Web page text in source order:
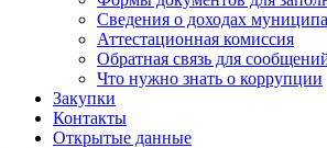
Сведения о доходах
Аттестационная комиссия
Обратная связь для
Что нужно знать о коррупции
Закупки
Контакты
Открытые данные